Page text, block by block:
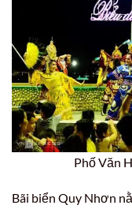
Phố Văn
Bãi biển Quy Nhơn